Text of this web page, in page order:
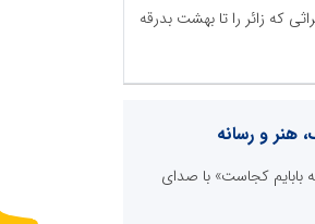
که زائر را تا بهشت بدرقه
هنر و رسانه
بابایم کجاست» با صدای